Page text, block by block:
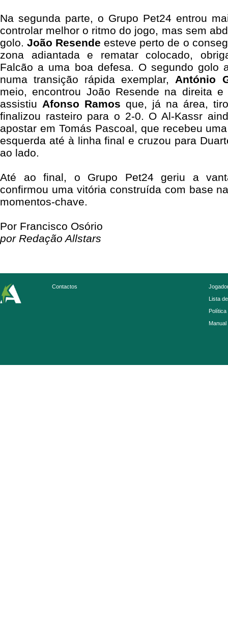
Na segunda parte, o Grupo Pet24 entrou
controlar melhor o ritmo do jogo, mas sem
golo.João Resende esteve perto de o
zona adiantada e rematar colocado,
Falcão a uma boa defesa. O segundo golo
numa transição rápida exemplar, António
meio, encontrou João Resende na direita
assistiu Afonso Ramos que, já na área,
finalizou rasteiro para o 2-0. O Al-Kassr
apostar em Tomás Pascoal, que recebeu
esquerda até à linha final e cruzou para
ao lado.
Até ao final, o Grupo Pet24 geriu a
confirmou uma vitória construída com base
momentos-chave.
Por Francisco Osório
por Redação Allstars
Contactos
Lista
Política